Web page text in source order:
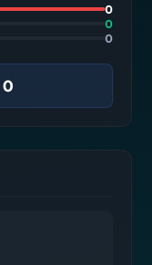
0
0
0
0